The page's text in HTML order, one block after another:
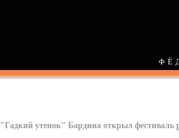
"Гадкий утенок" Бардина открыл фестиваль